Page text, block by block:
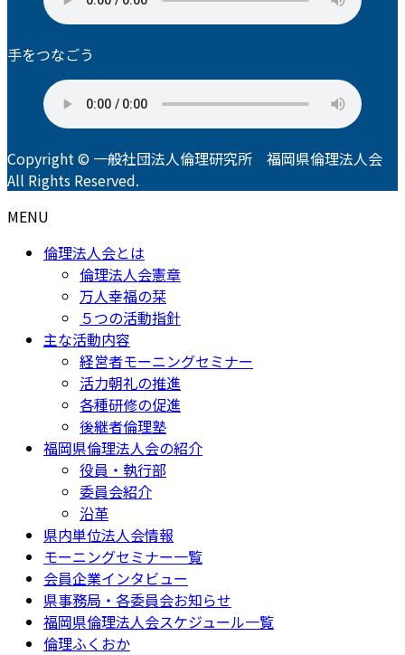
手をつなごう
Copyright © 一般社団法人倫理研究所 福岡県倫理法人会
All Rights Reserved.
MENU
倫理法人会とは
倫理法人会憲章
万人幸福の栞
５つの活動指針
主な活動内容
経営者モーニングセミナー
活力朝礼の推進
各種研修の促進
後継者倫理塾
福岡県倫理法人会の紹介
役員・執行部
委員会紹介
沿革
県内単位法人会情報
モーニングセミナー一覧
会員企業インタビュー
県事務局・各委員会お知らせ
福岡県倫理法人会スケジュール一覧
倫理ふくおか